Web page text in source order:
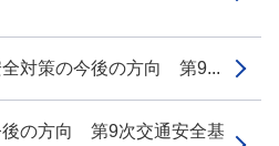
全対策の今後の方向 第9...
後の方向 第9次交通安全基